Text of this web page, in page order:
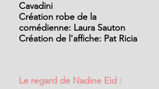
Cavadini
Création robe de la
comédienne: Laura Sauton
Création de l'affiche: Pat Ricia
Le regard de Nadine Eid :